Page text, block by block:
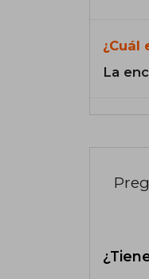
¿Cuál
La